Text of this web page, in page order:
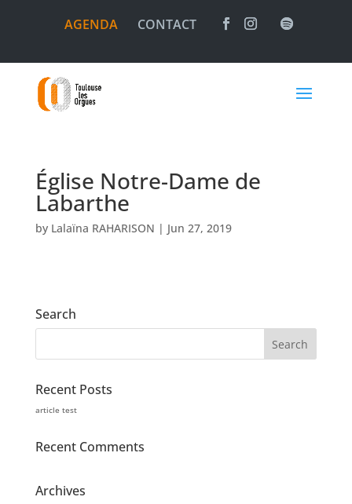
AGENDA CONTACT
Église Notre-Dame de
Labarthe
by Lalaïna RAHARISON | Jun 27, 2019
Search
Recent Posts
article test
Recent Comments
Archives